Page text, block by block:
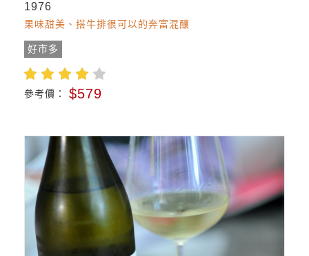
1976
果味甜美、搭牛排很可以的奔富混釀
好市多
參考價： $579